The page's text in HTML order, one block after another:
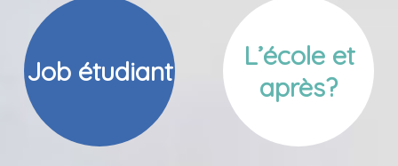
Job étudiant
L’école et
après?